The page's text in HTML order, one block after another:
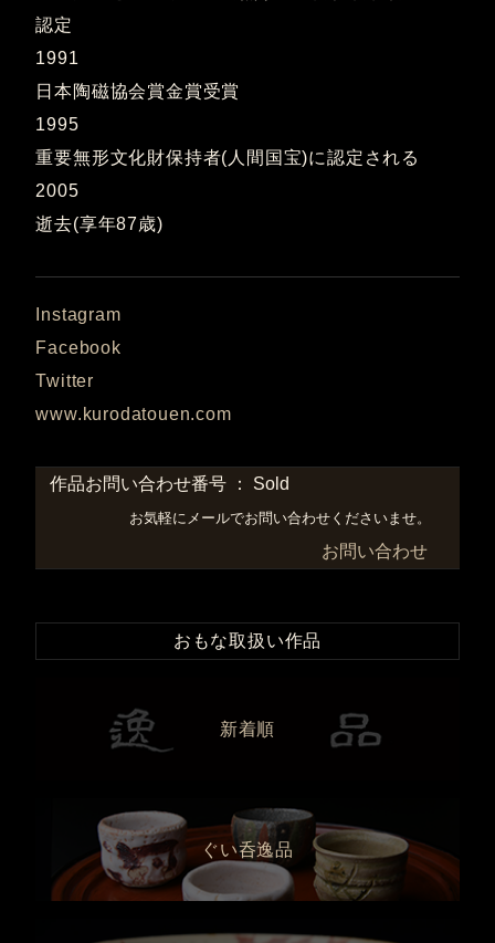
認定
1991
日本陶磁協会賞金賞受賞
1995
重要無形文化財保持者(人間国宝)に認定される
2005
逝去(享年87歳)
Instagram
Facebook
Twitter
www.kurodatouen.com
作品お問い合わせ番号 ： Sold
お気軽にメールでお問い合わせくださいませ。
お問い合わせ
おもな取扱い作品
新着順
ぐい呑逸品